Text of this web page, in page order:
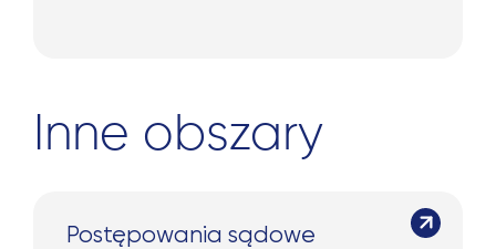
Inne obszary
Postępowania sądowe